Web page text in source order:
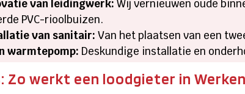
van leidingwerk: Wij vernieuwen oude
PVC-rioolbuizen.
van sanitair: Van het plaatsen van een
warmtepomp: Deskundige installatie en
Zo werkt een loodgieter in